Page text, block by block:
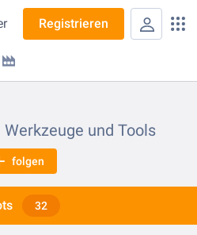
Registrieren
Werkzeuge und Tools
folgen
32